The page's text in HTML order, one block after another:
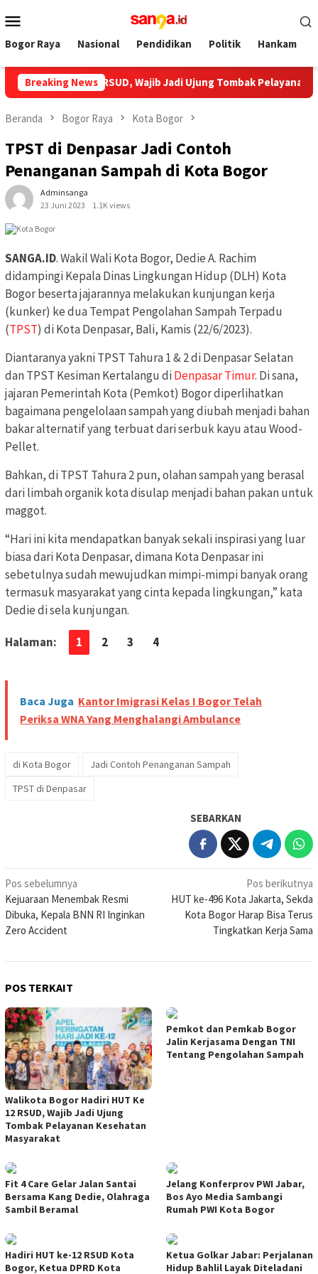
ke
kontenMobile
Bogor Raya Nasional Pendidikan Politik Hankam
Breaking News
HUT Ke 12 RSUD, Wajib Jadi Ujung Tombak Pelayanan
Beranda Bogor Raya Kota Bogor
TPST di Denpasar Jadi Contoh
Penanganan Sampah di Kota Bogor
Adminsanga
23 Juni 2023
1.1K views
SANGA.ID. Wakil Wali Kota Bogor, Dedie A. Rachim
didampingi Kepala Dinas Lingkungan Hidup (DLH) Kota
Bogor beserta jajarannya melakukan kunjungan kerja
(kunker) ke dua Tempat Pengolahan Sampah Terpadu
(TPST) di Kota Denpasar, Bali, Kamis (22/6/2023).
Diantaranya yakni TPST Tahura 1 & 2 di Denpasar Selatan
dan TPST Kesiman Kertalangu diDenpasar Timur. Di sana,
jajaran Pemerintah Kota (Pemkot) Bogor diperlihatkan
bagaimana pengelolaan sampah yang diubah menjadi bahan
bakar alternatif yang terbuat dari serbuk kayu atau Wood-
Pellet.
Bahkan, di TPST Tahura 2 pun, olahan sampah yang berasal
dari limbah organik kota disulap menjadi bahan pakan untuk
maggot.
“Hari ini kita mendapatkan banyak sekali inspirasi yang luar
biasa dari Kota Denpasar, dimana Kota Denpasar ini
sebetulnya sudah mewujudkan mimpi-mimpi banyak orang
termasuk masyarakat yang cinta kepada lingkungan,” kata
Dedie di sela kunjungan.
Halaman: 1 2 3 4
Baca Juga Kantor Imigrasi Kelas I Bogor Telah
Periksa WNA Yang Menghalangi Ambulance
di Kota Bogor
Jadi Contoh Penanganan Sampah
TPST di Denpasar
SEBARKAN
Navigasi
pos
Pos sebelumnya
Kejuaraan Menembak Resmi
Dibuka, Kepala BNN RI Inginkan
Zero Accident
Pos berikutnya
HUT ke-496 Kota Jakarta, Sekda
Kota Bogor Harap Bisa Terus
Tingkatkan Kerja Sama
POS TERKAIT
Walikota Bogor Hadiri HUT Ke
12 RSUD, Wajib Jadi Ujung
Tombak Pelayanan Kesehatan
Masyarakat
Pemkot dan Pemkab Bogor
Jalin Kerjasama Dengan TNI
Tentang Pengolahan Sampah
Fit 4 Care Gelar Jalan Santai
Bersama Kang Dedie, Olahraga
Sambil Beramal
Jelang Konferprov PWI Jabar,
Bos Ayo Media Sambangi
Rumah PWI Kota Bogor
Hadiri HUT ke-12 RSUD Kota
Bogor, Ketua DPRD Kota
Ketua Golkar Jabar: Perjalanan
Hidup Bahlil Layak Diteladani